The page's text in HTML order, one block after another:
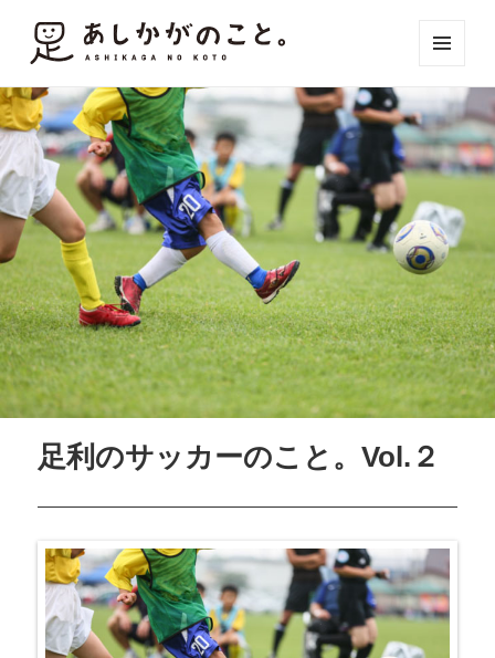
ィジェ
ット
足利のサッカーのこと。Vol.２